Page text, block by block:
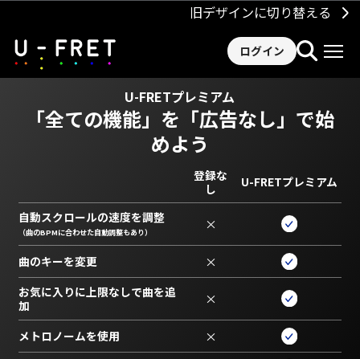
旧デザインに切り替える
ログイン
U-FRETプレミアム
「全ての機能」を 「広告なし」で始
めよう
登録な
し
U-FRETプレミアム
自動スクロールの速度を調整
（曲のBPMに合わせた自動調整もあり） ×
曲のキーを変更 ×
お気に入りに上限なしで曲を追
加
×
メトロノームを使用 ×